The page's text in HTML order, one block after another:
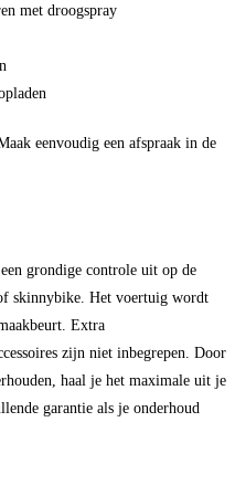
met droogspray
eenvoudig een afspraak in de
grondige controle uit op de
skinnybike. Het voertuig wordt
Extra
zijn niet inbegrepen. Door
haal je het maximale uit je
garantie als je onderhoud